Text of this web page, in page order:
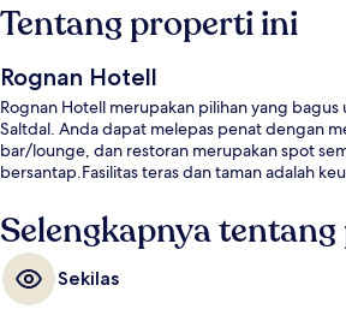
Tentang properti ini
Rognan Hotell
Rognan Hotell merupakan pilihan yang
Saltdal. Anda dapat melepas penat dengan
bar/lounge, dan restoran merupakan spot
bersantap.Fasilitas teras dan taman adalah
Selengkapnya
Sekilas